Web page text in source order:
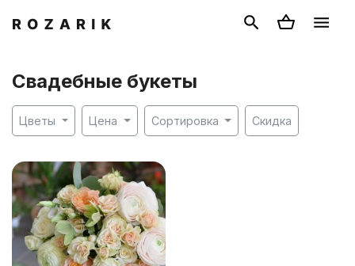
Свадебные букеты
Цветы Цена Сортировка Скидка